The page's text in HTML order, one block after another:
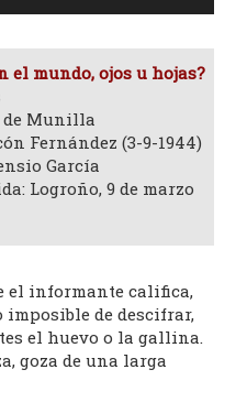
el mundo, ojos u hojas?
de Munilla
Fernández (3-9-1944)
García
Logroño, 9 de marzo
el informante califica,
imposible de descifrar,
el huevo o la gallina.
goza de una larga